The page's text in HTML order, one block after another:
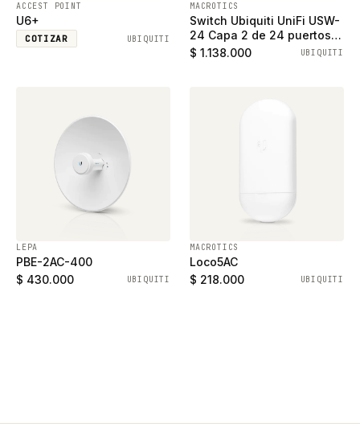
ACCEST POINT
U6+
COTIZAR UBIQUITI
MACROTICS
Switch Ubiquiti UniFi USW-
24 Capa 2 de 24 puertos
ethernet gigabit y 2
$ 1.138.000 UBIQUITI
LEPA
PBE-2AC-400
$ 430.000
UBIQUITI
MACROTICS
Loco5AC
$ 218.000
UBIQUITI